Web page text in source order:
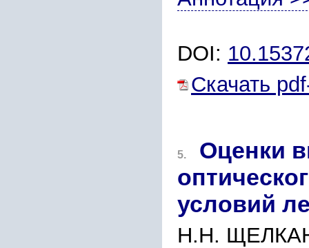
DOI:
Скачать
5.
Оценки
условий
Н.Н.